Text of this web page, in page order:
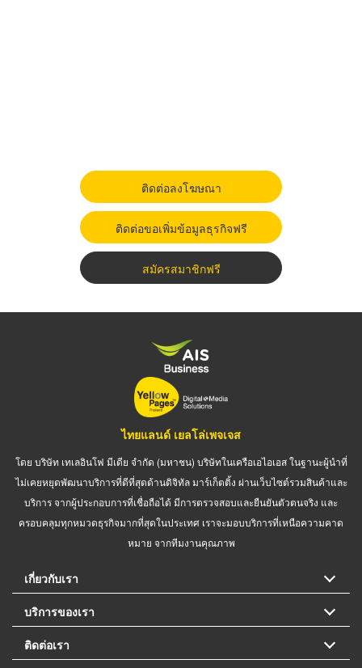
ติดต่อลงโฆษณา
ติดต่อขอเพิ่มข้อมูลธุรกิจฟรี
สมัครสมาชิกฟรี
ไทยแลนด์ เยลโล่เพจเจส
โดย บริษัท เทเลอินโฟ มีเดีย จำกัด (มหาชน) บริษัทในเครือเอไอเอส ในฐานะผู้นำที่
ไม่เคยหยุดพัฒนาบริการที่ดีที่สุดด้านดิจิทัล มาร์เก็ตติ้ง ผ่านเว็บไซต์รวมสินค้าและ
บริการ จากผู้ประกอบการที่เชื่อถือได้ มีการตรวจสอบและยืนยันตัวตนจริง และ
ครอบคลุมทุกหมวดธุรกิจมากที่สุดในประเทศ เราจะมอบบริการที่เหนือความคาด
หมาย จากทีมงานคุณภาพ
เกี่ยวกับเรา
บริการของเรา
ติดต่อเรา